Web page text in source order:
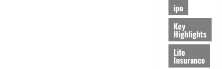
ipo
Key
Highlights
Life
Insurance